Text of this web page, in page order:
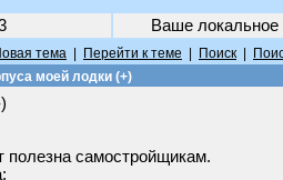
Ваше
тема Перейти к теме Поиск
моей лодки (+)
самостройщикам.